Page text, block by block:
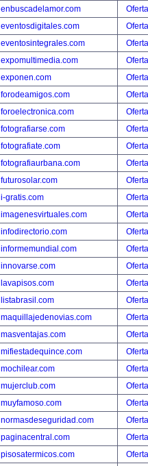
enbuscadelamor.com
eventosdigitales.com
eventosintegrales.com
expomultimedia.com
exponen.com
forodeamigos.com
foroelectronica.com
fotografiarse.com
fotografiate.com
fotografiaurbana.com
futurosolar.com
i-gratis.com
imagenesvirtuales.com
infodirectorio.com
informemundial.com
innovarse.com
lavapisos.com
listabrasil.com
maquillajedenovias.com
masventajas.com
mifiestadequince.com
mochilear.com
mujerclub.com
muyfamoso.com
normasdeseguridad.com
paginacentral.com
pisosatermicos.com